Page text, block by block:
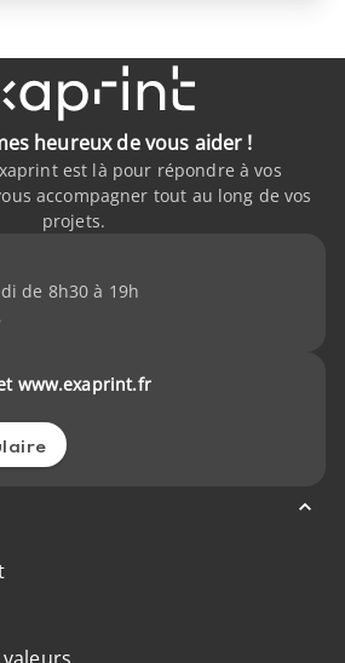
heureux de vous aider !
est là pour répondre à vos
accompagner tout au long de vos
projets.
de 8h30 à 19h
www.exaprint.fr